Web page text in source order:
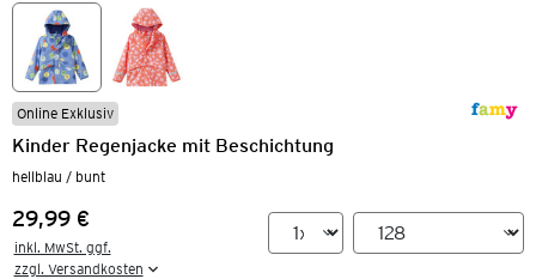
Online Exklusiv
Kinder Regenjacke mit Beschichtung
hellblau / bunt
Preis:
29,99 €
inkl. MwSt. ggf.
zzgl. Versandkosten